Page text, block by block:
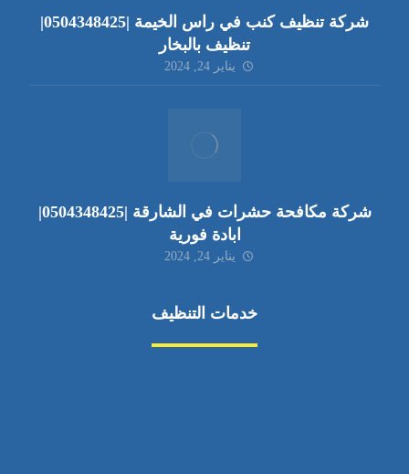
شركة تنظيف كنب في راس الخيمة |0504348425|
تنظيف بالبخار
يناير 24, 2024
شركة مكافحة حشرات في الشارقة |0504348425|
ابادة فورية
يناير 24, 2024
خدمات التنظيف